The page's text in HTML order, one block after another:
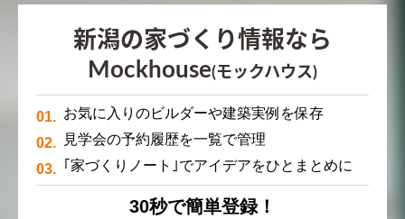
新潟の家づくり情報なら
Mockhouse(モックハウス)
お気に入りのビルダーや建築実例を保存
見学会の予約履歴を一覧で管理
｢家づくりノート｣でアイデアをひとまとめに
30秒で簡単登録！